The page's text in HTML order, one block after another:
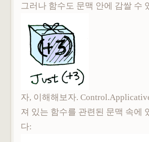
그러나 함수도 문맥 안에 감쌀 수
자, 이해해보자.
져 있는 함수를 관련된 문맥 속에
다: